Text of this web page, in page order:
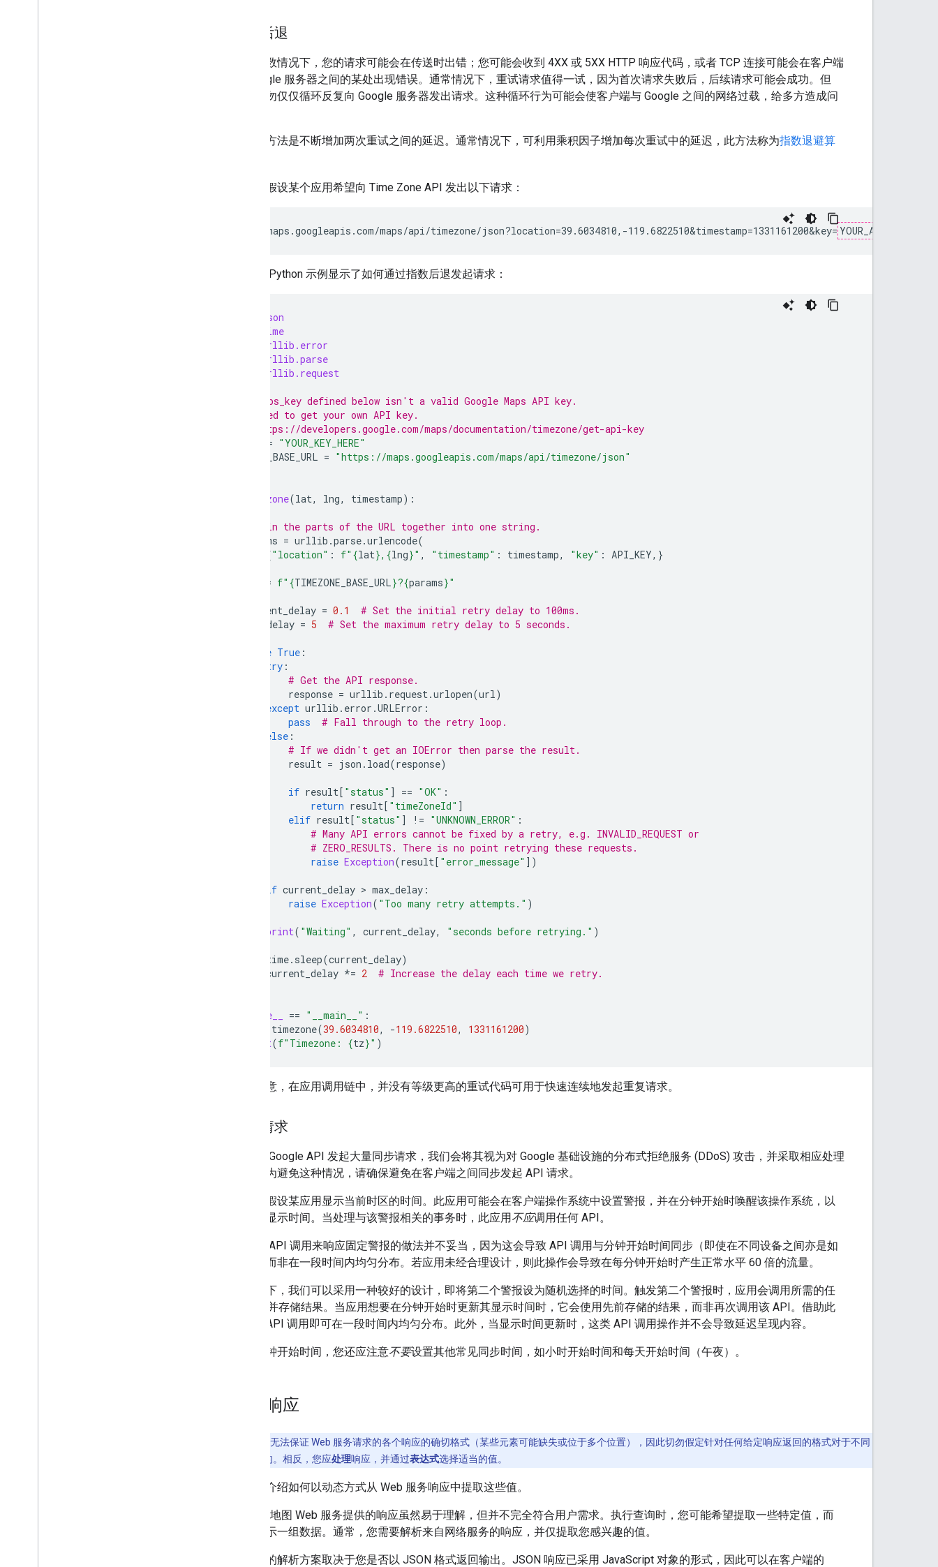
指数后退
在极少数情况下，您的请求可能会在传送时出错；您可能会收到 4XX 或 5XX HTTP 响应代码，或者 TCP 连接可能会在客户端
与 Google 服务器之间的某处出现错误。通常情况下，重试请求值得一试，因为首次请求失败后，后续请求可能会成功。但
是，切勿仅仅循环反复向 Google 服务器发出请求。这种循环行为可能会使客户端与 Google 之间的网络过载，给多方造成问
较好的方法是不断增加两次重试之间的延迟。通常情况下，可利用乘积因子增加每次重试中的延迟，此方法称为指数退避算
例如，假设某个应用希望向 Time Zone API 发出以下请求：
https://maps.googleapis.com/maps/api/timezone/json?location=39.6034810,-119.6822510&timestamp=1331161200&key= YOUR_API_KEY
下面的 Python 示例显示了如何通过指数后退发起请求：
json
time
urllib.error
urllib.parse
urllib.request
# The maps_key defined below isn't a valid Google Maps API key.
# You need to get your own API key.
# See https://developers.google.com/maps/documentation/timezone/get-api-key
= "YOUR_KEY_HERE"
TIMEZONE_BASE_URL = "https://maps.googleapis.com/maps/api/timezone/json"
timezone(lat, lng, timestamp):
# Join the parts of the URL together into one string.
params = urllib .parse.urlencode(
{"location" : f" {lat}, {lng}" , "timestamp" : timestamp, "key" : API_KEY,}
= f" {TIMEZONE_BASE_URL}?{params}"
current_delay = 0.1
# Set the initial retry delay to 100ms.
max_delay = 5 # Set the maximum retry delay to 5 seconds.
while True :
try :
# Get the API response.
response = urllib . request.urlopen(url)
except urllib . error .URLError :
pass
# Fall through to the retry loop.
else :
# If we didn't get an IOError then parse the result.
result = json . load(response)
if result[ "status" ] == "OK" :
return result[ "timeZoneId" ]
elif result[ "status" ] != "UNKNOWN_ERROR" :
# Many API errors cannot be fixed by a retry, e.g. INVALID_REQUEST or
# ZERO_RESULTS. There is no point retrying these requests.
raise Exception(result[ "error_message" ])
if current_delay > max_delay :
raise Exception( "Too many retry attempts." )
print( "Waiting" , current_delay, "seconds before retrying." )
time. sleep(current_delay)
current_delay *= 2 # Increase the delay each time we retry.
__name__ == "__main__" :
timezone(39.6034810, -119.6822510, 1331161200)
print(f"Timezone: {tz}" )
另请注意，在应用调用链中，并没有等级更高的重试代码可用于快速连续地发起重复请求。
同步请求
若您向 Google API 发起大量同步请求，我们会将其视为对 Google 基础设施的分布式拒绝服务 (DDoS) 攻击，并采取相应处理
措施。为避免这种情况，请确保避免在客户端之间同步发起 API 请求。
例如，假设某应用显示当前时区的时间。此应用可能会在客户端操作系统中设置警报，并在分钟开始时唤醒该操作系统，以
便更新显示时间。当处理与该警报相关的事务时，此应用不应调用任何 API。
但通过 API 调用来响应固定警报的做法并不妥当，因为这会导致 API 调用与分钟开始时间同步（即使在不同设备之间亦是如
此），而非在一段时间内均匀分布。若应用未经合理设计，则此操作会导致在每分钟开始时产生正常水平 60 倍的流量。
相较之下，我们可以采用一种较好的设计，即将第二个警报设为随机选择的时间。触发第二个警报时，应用会调用所需的任
何 API 并存储结果。当应用想要在分钟开始时更新其显示时间时，它会使用先前存储的结果，而非再次调用该 API。借助此
方法，API 调用即可在一段时间内均匀分布。此外，当显示时间更新时，这类 API 调用操作并不会导致延迟呈现内容。
除了分钟开始时间，您还应注意不要设置其他常见同步时间，如小时开始时间和每天开始时间（午夜）。
处理响应
：由于无法保证 Web 服务请求的各个响应的确切格式（某些元素可能缺失或位于多个位置），因此切勿假定针对任何给定响应返回的格式对于不同
的查询是相同的。相反，您应处理响应，并通过表达式选择适当的值。
此部分介绍如何以动态方式从 Web 服务响应中提取这些值。
Google 地图 Web 服务提供的响应虽然易于理解，但并不完全符合用户需求。执行查询时，您可能希望提取一些特定值，而
不是显示一组数据。通常，您需要解析来自网络服务的响应，并仅提取您感兴趣的值。
您使用的解析方案取决于您是否以 JSON 格式返回输出。JSON 响应已采用 JavaScript 对象的形式，因此可以在客户端的